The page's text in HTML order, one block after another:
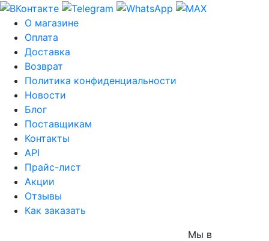
О магазине
Оплата
Доставка
Возврат
Политика конфиденциальности
Новости
Блог
Поставщикам
Контакты
API
Прайс-лист
Акции
Отзывы
Как заказать
Мы в